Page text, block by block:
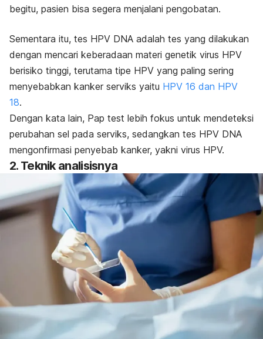
begitu, pasien bisa segera menjalani pengobatan.
Sementara itu, tes HPV DNA adalah tes yang dilakukan
dengan mencari keberadaan materi genetik virus HPV
berisiko tinggi, terutama tipe HPV yang paling sering
menyebabkan kanker serviks yaitu HPV 16 dan HPV
18.
Dengan kata lain, Pap test lebih fokus untuk mendeteksi
perubahan sel pada serviks, sedangkan tes HPV DNA
mengonfirmasi penyebab kanker, yakni virus HPV.
2. Teknik analisisnya